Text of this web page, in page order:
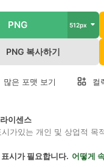
PNG 512px
PNG 복사하기
많은 포맷 보기 컬
이센스
가있는 개인 및 상업적 목
시가 필요합니다. 어떻게